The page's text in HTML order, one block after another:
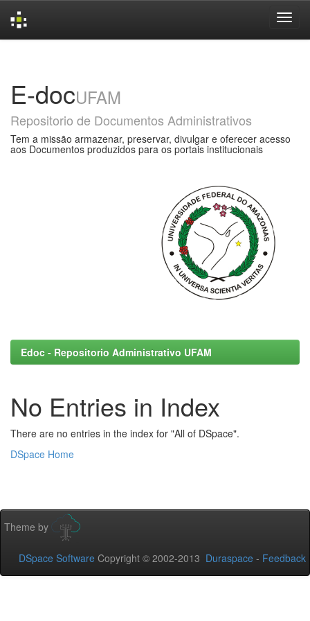
E-docUFAM
Repositorio de Documentos Administrativos
Tem a missão armazenar, preservar, divulgar e oferecer acesso
aos Documentos produzidos para os portais institucionais
Edoc - Repositorio Administrativo UFAM
No Entries in Index
There are no entries in the index for "All of DSpace".
DSpace Home
Theme by
DSpace Software Copyright © 2002-2013 Duraspace - Feedback